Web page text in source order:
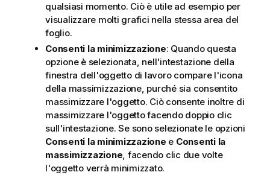
qualsiasi momento. Ciò è utile ad esempio per
visualizzare molti grafici nella stessa area del
foglio.
Consenti la minimizzazione: Quando questa
opzione è selezionata, nell'intestazione della
finestra dell'oggetto di lavoro compare l'icona
della massimizzazione, purché sia consentito
massimizzare l'oggetto. Ciò consente inoltre di
massimizzare l'oggetto facendo doppio clic
sull'intestazione. Se sono selezionate le opzioni
Consenti la minimizzazione e Consenti la
massimizzazione, facendo clic due volte
l'oggetto verrà minimizzato.